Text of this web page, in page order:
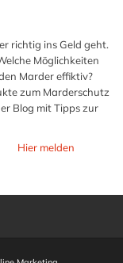
richtig ins Geld geht.
Möglichkeiten
Marder effiktiv?
zum Marderschutz
Blog mit Tipps zur
Hier melden